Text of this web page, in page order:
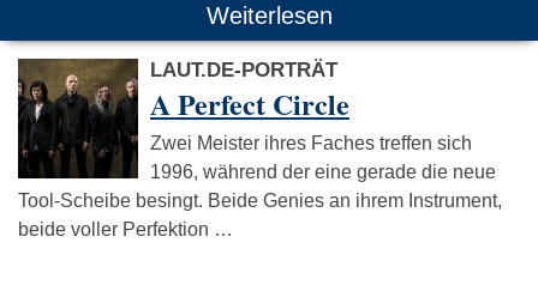
Weiterlesen
LAUT.DE-PORTRÄT
A Perfect Circle
Zwei Meister ihres Faches treffen sich
1996, während der eine gerade die neue
Tool-Scheibe besingt. Beide Genies an ihrem Instrument,
beide voller Perfektion …